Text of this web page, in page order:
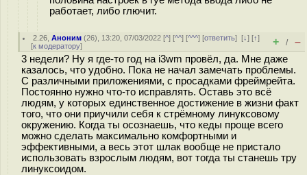
работает, либо глючит.
2.26 ,Аноним (26), 13:20, 07/03/2022 [^] [^^] [^^^] [ответить][↓] [↑]
[к модератору] + / –
3 недели? Ну я где-то год на i3wm провёл, да. Мне даже
казалось, что удобно. Пока не начал замечать проблемы.
С различными приложениями, с просадками фреймрейта.
Постоянно нужно что-то исправлять. Оставь это всё
людям, у которых единственное достижение в жизни факт
того, что они приучили себя к стрёмному линуксовому
окружению. Когда ты осознаешь, что кеды проще всего
можно сделать максимально комфортными и
эффективными, а весь этот шлак вообще не пристало
использовать взрослым людям, вот тогда ты станешь тру
линуксоидом.